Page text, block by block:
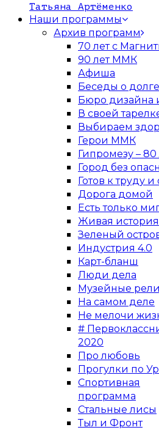
Татьяна Артёменко
Наши программы
Архив программ
70 лет с
90 лет ММК
Афиша
Беседы о долге
Бюро дизайна
В своей
Выбираем
Герои ММК
Гипромезу – 80
Город без
Готов к труду
Дорога домой
Есть только
Живая история
Зеленый
Индустрия 4.0
Карт-бланш
Люди дела
Музейные
На самом деле
Не мелочи
#
2020
Про любовь
Прогулки по
Спортивная
программа
Стальные лисы
Тыл и Фронт